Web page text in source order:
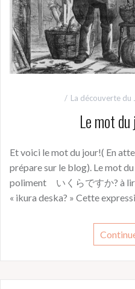
La découverte du
Le mot
Et voici le mot du jour!( En
prépare sur le blog). Le mot
poliment いくらですか? à
« ikura deska? » Cette